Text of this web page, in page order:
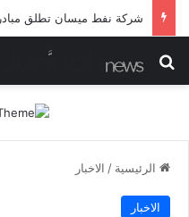
بحث عن
الرئيسية / الاخبار
الاخبار